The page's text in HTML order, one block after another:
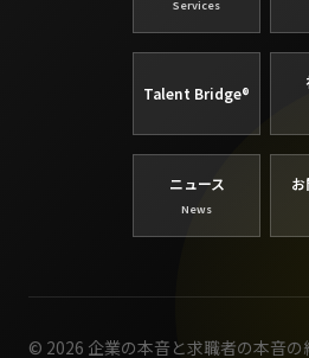
Services
Talent Bridge®
ニュース
News
© 2026 企業の本音と求職者の本音